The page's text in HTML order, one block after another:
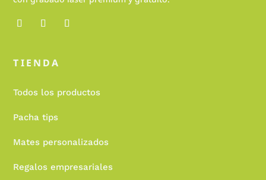
TIENDA
Todos los productos
Pacha tips
Mates personalizados
Regalos empresariales